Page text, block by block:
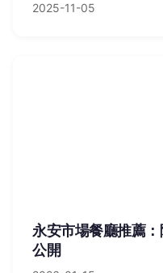
2025-11-05
永安市場餐廳推薦
公開